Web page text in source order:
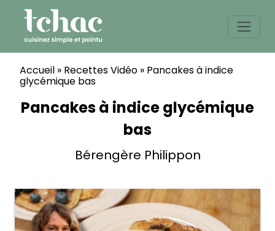
content
Accueil » Recettes Vidéo » Pancakes à indice
glycémique bas
Pancakes à indice glycémique
bas
Bérengère Philippon